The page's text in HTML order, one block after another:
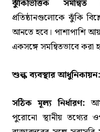
ঝুঁকিভিত্তিক
প্রতিষ্ঠানগুলোকে ঝুঁকি
আনতে হবে। পাশাপাশি
একসঙ্গে সমন্বিতভাবে
শুল্ক ব্যবস্থার আধুনিকায়ন:
সঠিক মূল্য নির্ধারণ:
পুরোনো স্থানীয় তথ্যের